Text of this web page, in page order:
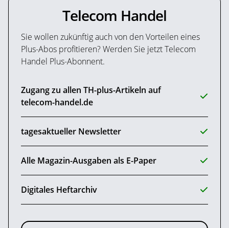
Telecom Handel
Sie wollen zukünftig auch von den Vorteilen eines
Plus-Abos profitieren? Werden Sie jetzt Telecom
Handel Plus-Abonnent.
Zugang zu allen TH-plus-Artikeln auf
telecom-handel.de
tagesaktueller Newsletter
Alle Magazin-Ausgaben als E-Paper
Digitales Heftarchiv